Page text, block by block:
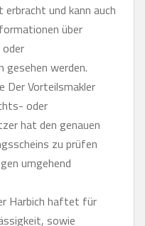
und kann auch
über
werden.
Der Vorteilsmakler
oder
hat den genauen
zu prüfen
umgehend
Harbich haftet für
sowie